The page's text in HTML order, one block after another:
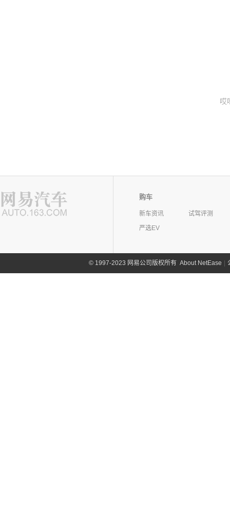
哎
购车
新车资讯
试驾评测
严选EV
©1997-2023 网易公司版权所有 About NetEase